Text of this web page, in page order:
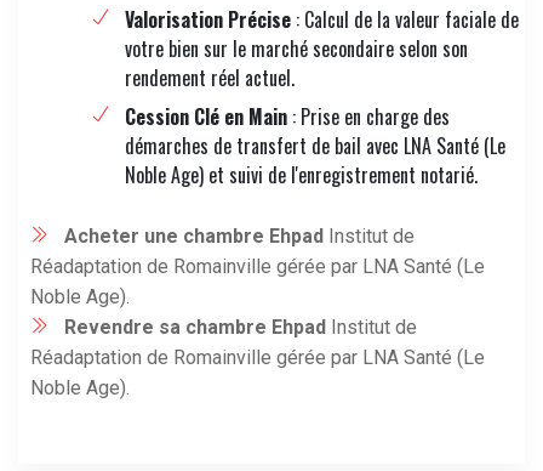
Valorisation Précise : Calcul de la valeur faciale de
votre bien sur le marché secondaire selon son
rendement réel actuel.
Cession Clé en Main : Prise en charge des
démarches de transfert de bail avec LNA Santé (Le
Noble Age) et suivi de l'enregistrement notarié.
Acheter une chambre Ehpad Institut de
Réadaptation de Romainville gérée par LNA Santé (Le
Noble Age).
Revendre sa chambre Ehpad Institut de
Réadaptation de Romainville gérée par LNA Santé (Le
Noble Age).